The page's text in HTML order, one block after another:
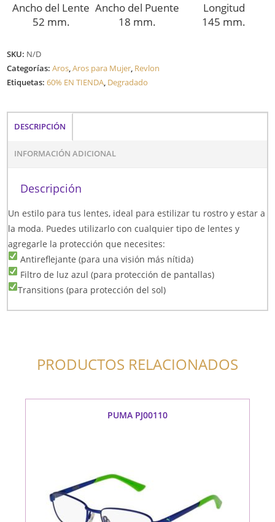
Ancho del Lente
52 mm.
Ancho del Puente
18 mm.
Longitud
145 mm.
SKU: N/D
Categorías:Aros,Aros para Mujer, Revlon
Etiquetas:60% EN TIENDA, Degradado
DESCRIPCIÓN
INFORMACIÓN ADICIONAL
Descripción
Un estilo para tus lentes, ideal para estilizar tu rostro y estar a
la moda. Puedes utilizarlo con cualquier tipo de lentes y
agregarle la protección que necesites:
Antireflejante (para una visión más nítida)
Filtro de luz azul (para protección de pantallas)
Transitions (para protección del sol)
PRODUCTOS RELACIONADOS
PUMA PJ00110